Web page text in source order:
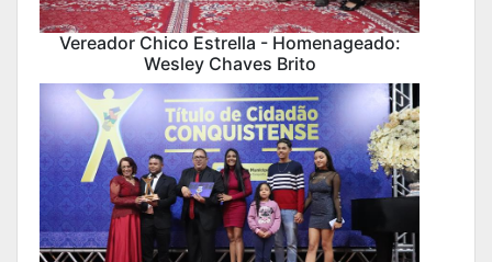
Vereador Chico Estrella - Homenageado:
Wesley Chaves Brito